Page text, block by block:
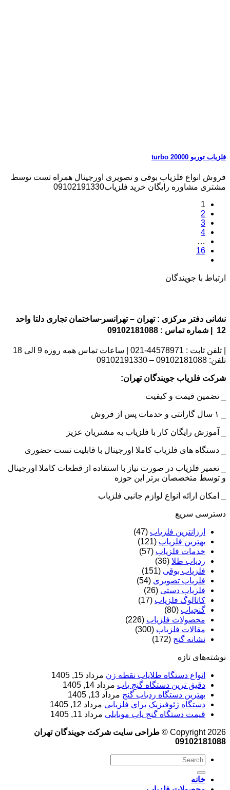
فلزیاب توربو turbo 20000
فروش انواع فلزیاب بوقی و تصویری اورجینال همراه تست توسط
مشتری مشاوره رایگان خرید فلزیاب09102191330
1
2
3
4
…
16
ارتباط با جویندگان
نشانی دفتر مرکزی : تهران – تهرانسر-ساختمان تجاری دلتا واحد
12 | شماره تماس : 09102181088
| تلفن ثابت : 44578971-021 | ساعات تماس همه روزه 9 الی 18
تلفن: 09102181088 – 09102191330
شرکت فلزیاب جویندگان تهران:
_ تضمین قیمت و کیفیت
_ آموزش رایگان کار با فلزیاب به مشتریان عزیز
_ دستگاه های فلزیاب کاملا اورجینال با قابلیت تست حضوری
_ تعمیر فلزیاب در صورت نیاز با استفاده از قطعات کاملا اورجینال
و توسط متخصصان برتر این حوزه
_ امکان ارائه انواع لوازم جانبی فلزیاب
دسترسی سریع
ارزانترین فلزیاب (47)
بهترین فلزیاب (121)
خدمات فلزیاب (57)
ردیاب طلا (36)
فلزیاب بوقی (151)
فلزیاب تصویری (54)
فلزیاب دستی (26)
کاتالوگ فلزیاب (17)
گنجیاب (80)
محصولات فلزیاب (226)
مقالات فلزیاب (300)
نشانه گنج (172)
نوشته‌های تازه
انواع دستگاه طلایاب نقطه زن مرداد 15, 1405
دقیق ترین دستگاه گنج یاب مرداد 14, 1405
بهترین دستگاه ردیاب گنج مرداد 13, 1405
دستگاه ژئوفیزیک برای فلزیابی مرداد 12, 1405
قیمت دستگاه گنج یاب موبایلی مرداد 11, 1405
Copyright 2026 ©
طراحی سایت شرکت جویندگان تهران
09102181088
خانه